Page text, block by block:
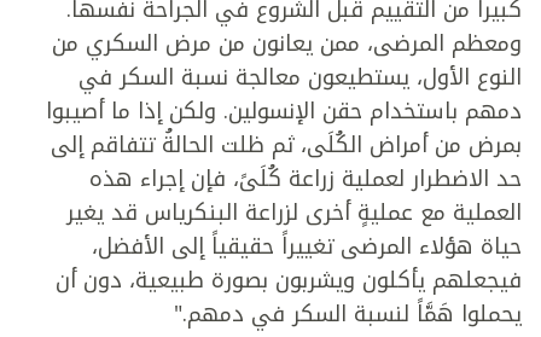
كبيراً من التقييم قبل الشروع في الجراحة نفسها.
ومعظم المرضى، ممن يعانون من مرض السكري من
النوع الأول، يستطيعون معالجة نسبة السكر في
دمهم باستخدام حقن الإنسولين. ولكن إذا ما أصيبوا
بمرض من أمراض الكُلَى، ثم ظلت الحالةُ تتفاقم إلى
حد الاضطرار لعملية زراعة كُلَىً، فإن إجراء هذه
العملية مع عمليةٍ أخرى لزراعة البنكرياس قد يغير
حياة هؤلاء المرضى تغييراً حقيقياً إلى الأفضل،
فيجعلهم يأكلون ويشربون بصورة طبيعية، دون أن
يحملوا هَمَّاً لنسبة السكر في دمهم."